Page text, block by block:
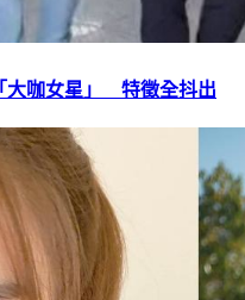
大咖女星」 特徵全抖出